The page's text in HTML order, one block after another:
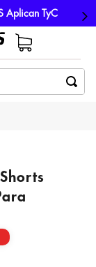
Aplican TyC